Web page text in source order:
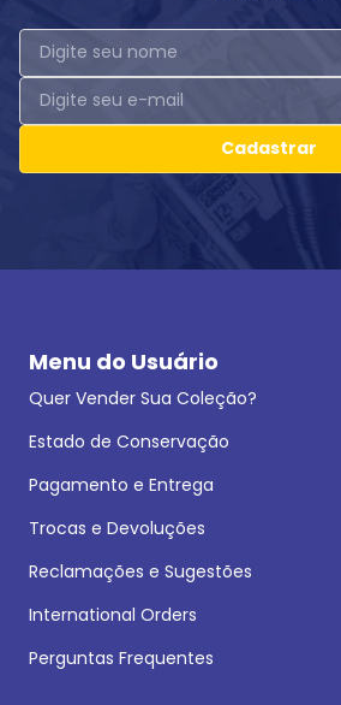
Cadastrar
Menu do Usuário
Quer Vender Sua Coleção?
Estado de Conservação
Pagamento e Entrega
Trocas e Devoluções
Reclamações e Sugestões
International Orders
Perguntas Frequentes